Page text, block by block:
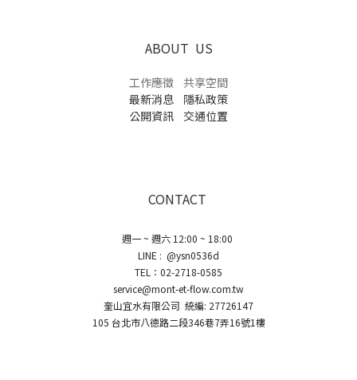
ABOUT US
工作應徵 共享空間
最新消息
隱私政策
公開資訊
交通位置
CONTACT
週一 ~ 週六 12:00 ~ 18:00
LINE : @ysn0536d
TEL：02-2718-0585
service@mont-et-flow.com.tw
奎山宜水有限公司 統編: 27726147
105 台北市八德路二段346巷7弄16號1樓